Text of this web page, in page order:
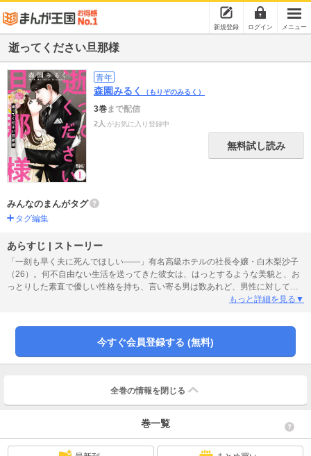
新規登録 ログイン メニュー
逝ってください旦那様
青年
森園みるく （もりぞのみるく）
3巻まで配信
2人 がお気に入り登録中
無料試し読み
みんなのまんがタグ
タグ編集
あらすじ | ストーリー
「一刻も早く夫に死んでほしい――」有名高級ホテルの社長令嬢・白木梨沙子
（26）。何不自由ない生活を送ってきた彼女は、はっとするような美貌と、お
っとりした素直で優しい性格を持ち、言い寄る男は数あれど、男性に対しては
かなり奥手。そんな彼女は、とあるパーティーでテレビでも人気の超イケメン
１年後――大学の同窓会で「夫絶命帳」というサイトが話題になっていること
を知る梨沙子。それは夫に苦しめられたあげく結婚生活に絶望した妻たちの悩
運命をその時の彼女は知る由もなかった……※1～4話を収録
もっと詳細を見る▼
今すぐ会員登録する (無料)
全巻の情報を 閉じる
巻一覧